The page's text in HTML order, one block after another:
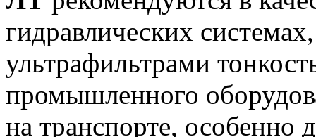
гидравлических
ультрафильтрами
промышленного
на транспорте,